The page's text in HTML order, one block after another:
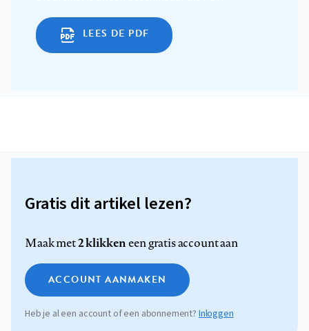
LEES DE PDF
Gratis dit artikel lezen?
Maak met2 klikkeneen gratis account aan
ACCOUNT AANMAKEN
Heb je al een account of een abonnement? Inloggen